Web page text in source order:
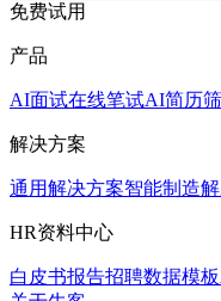
免费试用
产品
AI面试在线笔试AI简历
解决方案
通用解决方案智能制造
HR资料中心
白皮书报告招聘数据模板